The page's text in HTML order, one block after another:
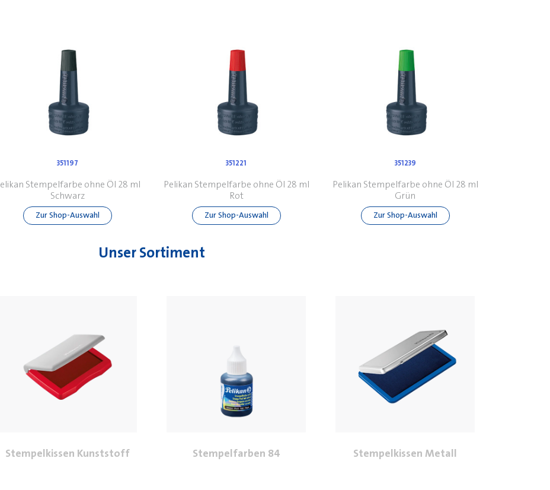
351197
Stempelfarbe ohne Öl 28 ml
Schwarz
Zur Shop-Auswahl
351221
Pelikan Stempelfarbe ohne Öl 28 ml
Rot
Zur Shop-Auswahl
351239
Pelikan Stempelfarbe ohne Öl 28 ml
Grün
Zur Shop-Auswahl
Unser Sortiment
Stempelkissen Kunststoff Stempelfarben 84 Stempelkissen Metall